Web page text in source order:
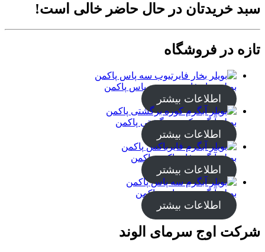
سبد خریدتان در حال حاضر خالی است!
تازه در فروشگاه
بویلر بخار فایرتیوب سه پاس پاکمن
اطلاعات بیشتر
بویلر آبگرم کوره برگشتی پاکمن
اطلاعات بیشتر
بویلر آبگرم فایرباکس پاکمن
اطلاعات بیشتر
بویلر آبگرم سه پاس پاکمن
اطلاعات بیشتر
شرکت اوج سرمای الوند